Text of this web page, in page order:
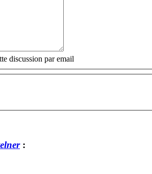
discussion par email
: